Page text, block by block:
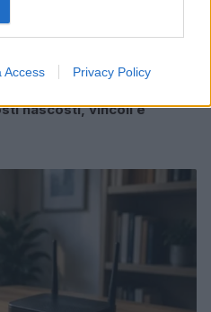
Access Privacy Policy
nascosti, vincoli e